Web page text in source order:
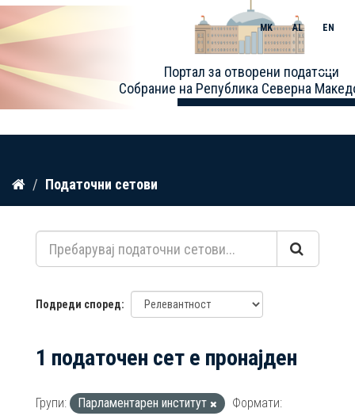
Прескокнете
содржина
Портал за отворени податоци
Собрание на Република Северна
MK AL EN
Toggle
Податочни сетови
Подреди според
1 податочен сет е пронајден
Групи: Парламентарен институт
Формати: